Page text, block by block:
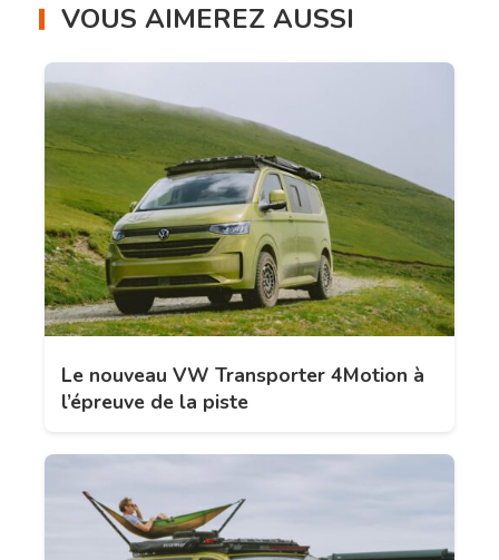
VOUS AIMEREZ AUSSI
Le nouveau VW Transporter 4Motion à
l’épreuve de la piste